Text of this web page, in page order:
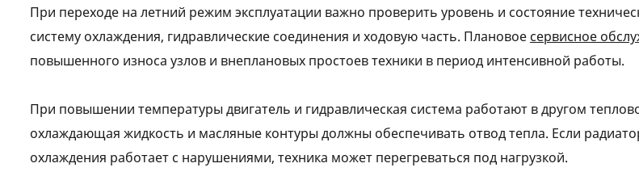
При переходе на летний режим эксплуатации важно проверить уровень и состояние
систему охлаждения, гидравлические соединения и ходовую часть. Плановое сервисное
повышенного износа узлов и внеплановых простоев техники в период интенсивной работы.
При повышении температуры двигатель и гидравлическая система работают в другом
охлаждающая жидкость и масляные контуры должны обеспечивать отвод тепла. Если
охлаждения работает с нарушениями, техника может перегреваться под нагрузкой.